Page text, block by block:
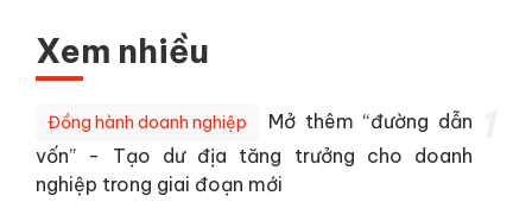
Xem nhiều
Đồng hành doanh nghiệp
Mở thêm “đường dẫn
vốn” - Tạo dư địa tăng trưởng cho doanh
nghiệp trong giai đoạn mới